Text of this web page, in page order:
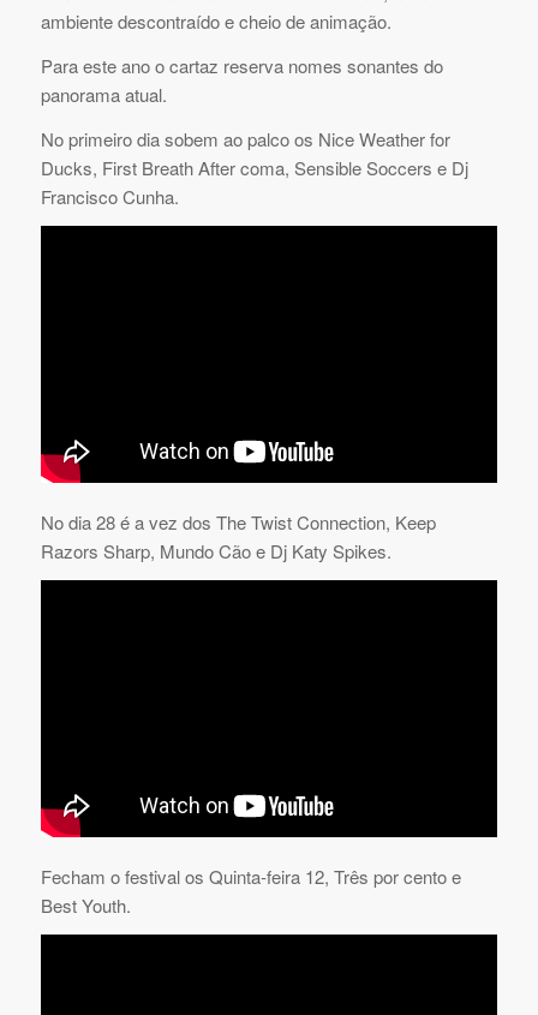
ambiente descontraído e cheio de animação.
Para este ano o cartaz reserva nomes sonantes do
panorama atual.
No primeiro dia sobem ao palco os Nice Weather for
Ducks, First Breath After coma, Sensible Soccers e Dj
Francisco Cunha.
No dia 28 é a vez dos The Twist Connection, Keep
Razors Sharp, Mundo Cão e Dj Katy Spikes.
Fecham o festival os Quinta-feira 12, Três por cento e
Best Youth.